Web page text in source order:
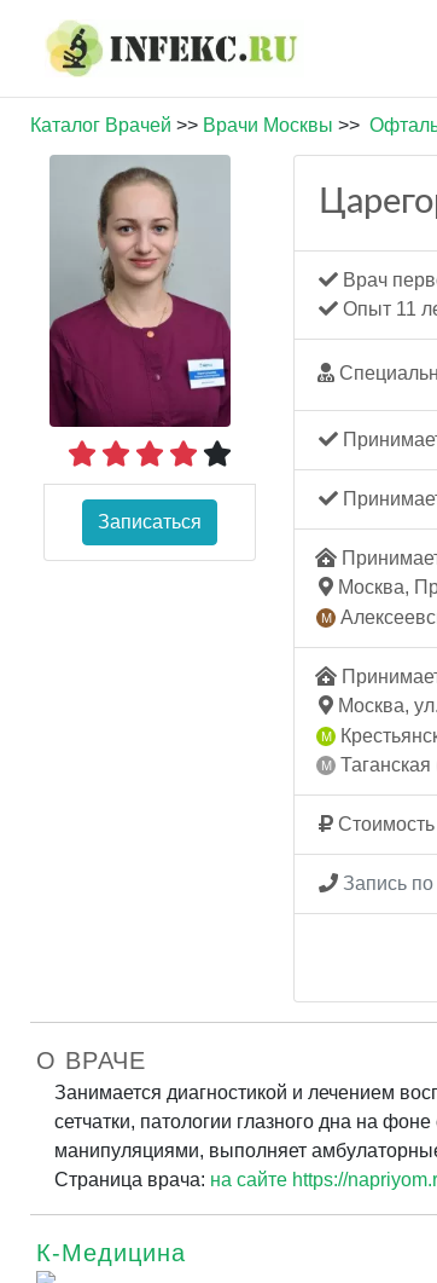
Каталог Врачей >> Врачи Москвы >>
Записаться
Врач
Опыт 11
Москва,
Москва,
Запись
О ВРАЧЕ
Занимается диагностикой и лечением
сетчатки, патологии глазного дна на
манипуляциями, выполняет
Страница врача: на сайте https://
К-Медицина